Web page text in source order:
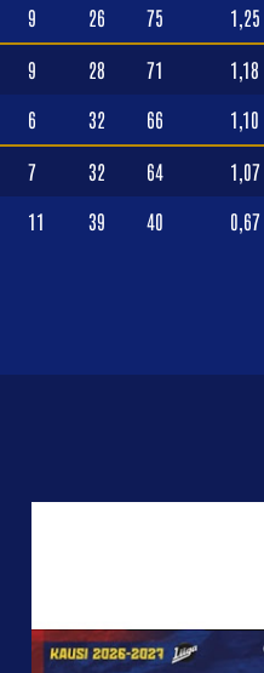
9 26 75 1,25
9 28 71 1,18
6 32 66 1,10
7 32 64 1,07
11 39 40 0,67